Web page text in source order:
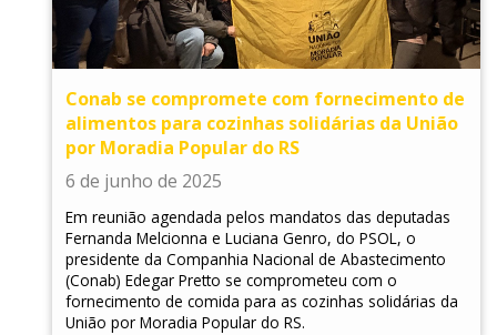
Conab se compromete com fornecimento de
alimentos para cozinhas solidárias da União
por Moradia Popular do RS
6 de junho de 2025
Em reunião agendada pelos mandatos das deputadas
Fernanda Melcionna e Luciana Genro, do PSOL, o
presidente da Companhia Nacional de Abastecimento
(Conab) Edegar Pretto se comprometeu com o
fornecimento de comida para as cozinhas solidárias da
União por Moradia Popular do RS.